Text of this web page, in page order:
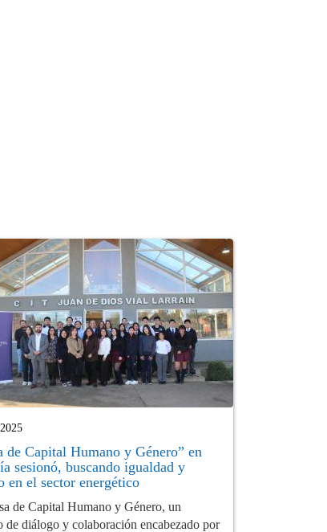
de Capital Humano y Género” en
sesionó, buscando igualdad y
en el sector energético
de Capital Humano y Género, un
de diálogo y colaboración encabezado por